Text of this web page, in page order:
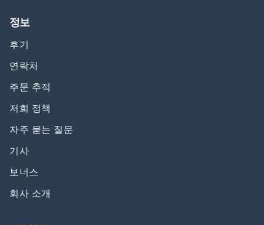
정보
후기
연락처
주문 추적
저희 정책
자주 묻는 질문
기사
보너스
회사 소개